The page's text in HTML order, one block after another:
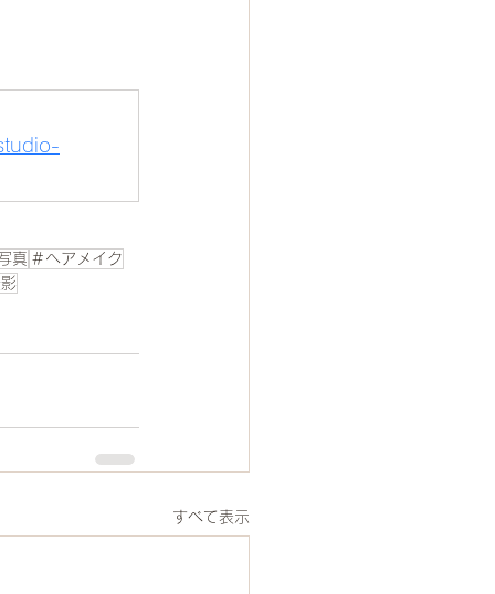
真 ＃ヘアメイク
すべて表示